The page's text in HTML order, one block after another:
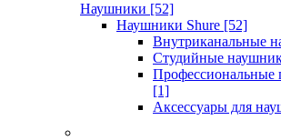
Наушники [52]
Наушники Shure [52]
Внутриканальные
Студийные
Профессиональные
[1]
Аксессуары для